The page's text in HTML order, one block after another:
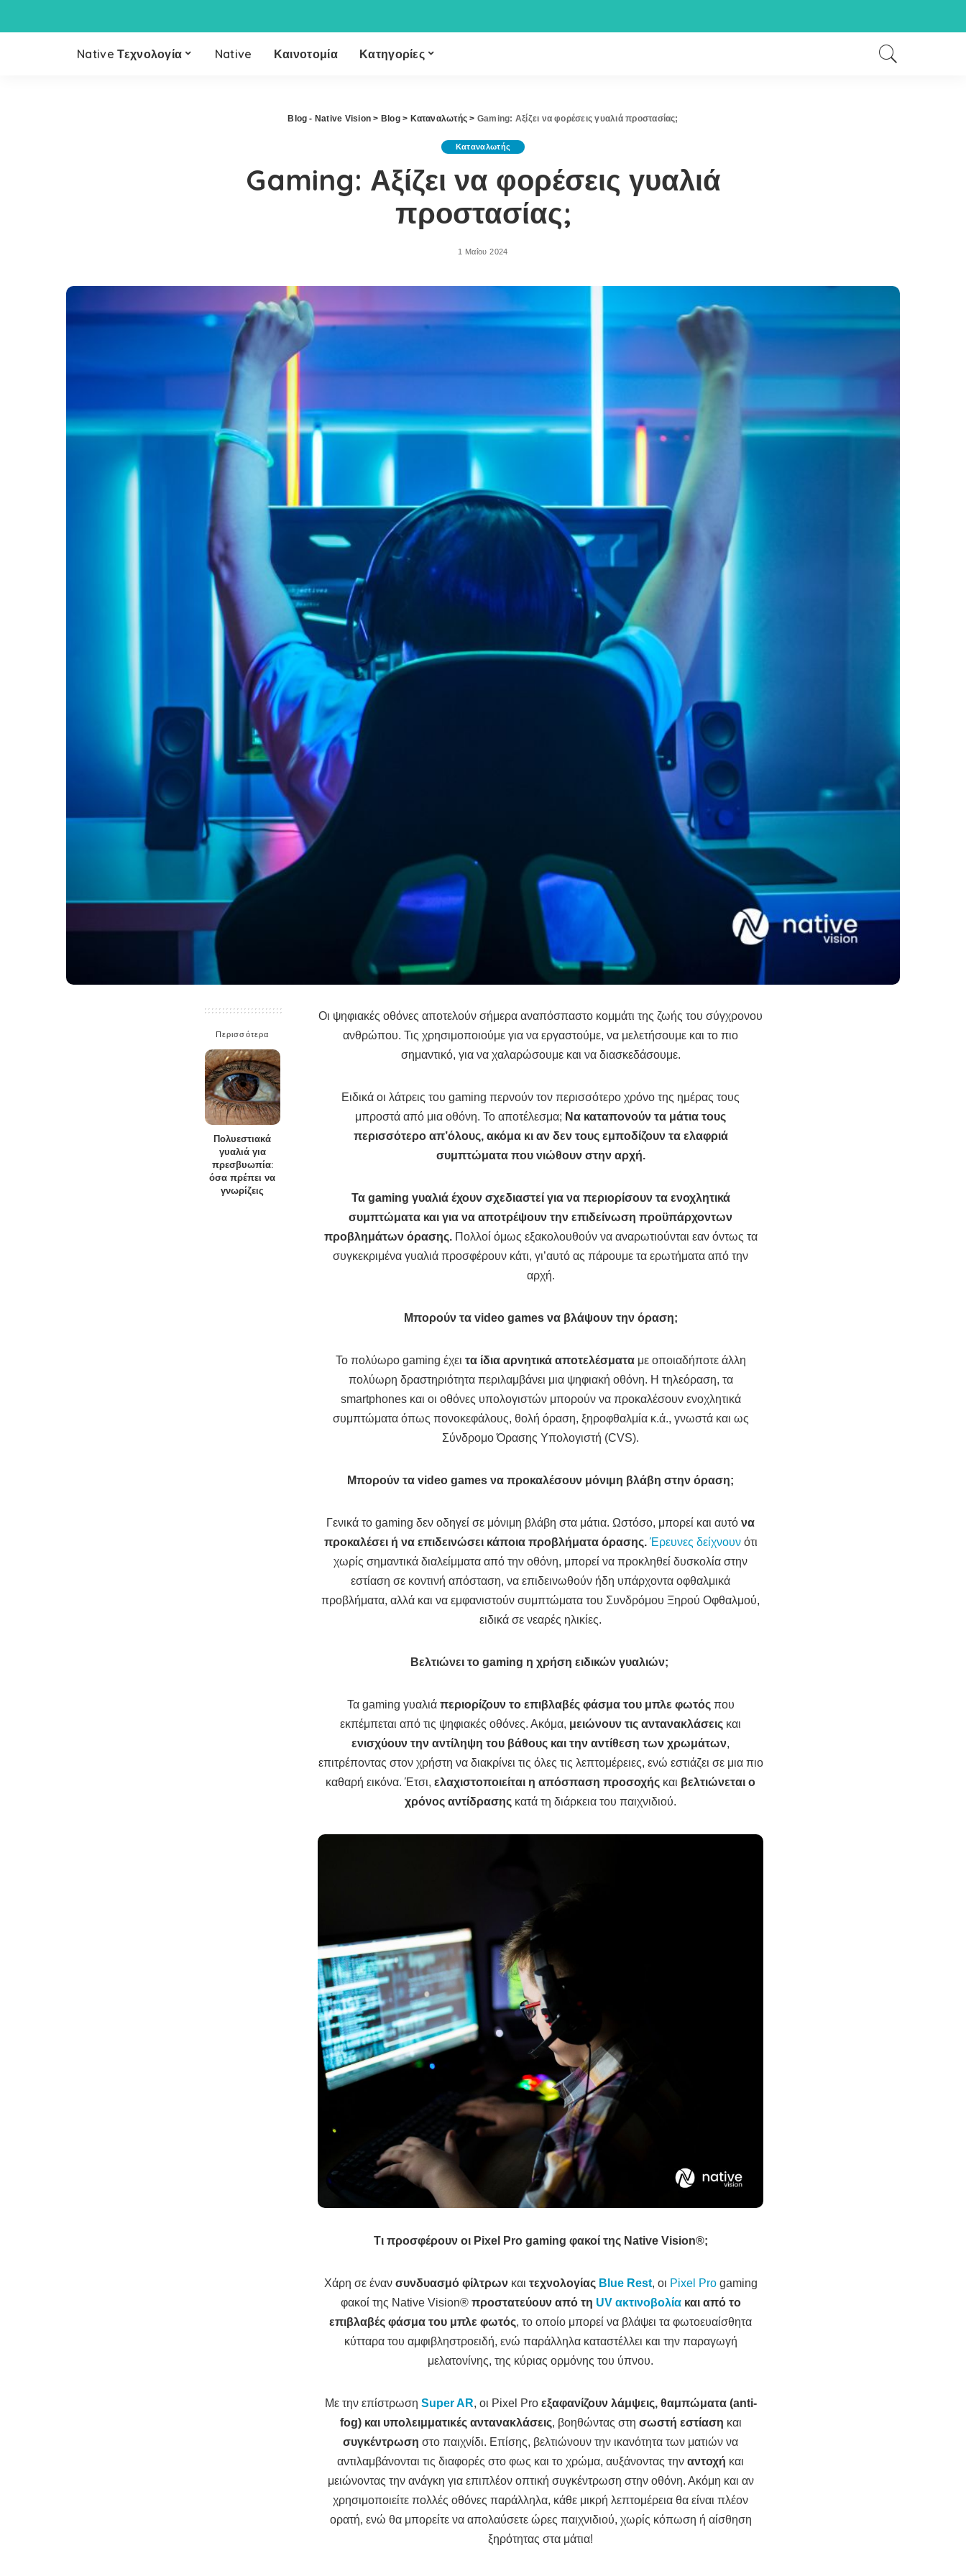
Native Τεχνολογία Native Καινοτομία Κατηγορίες
Blog - Native Vision > Blog> Καταναλωτής > Gaming: Αξίζει να φορέσεις γυαλιά προστασίας;
Καταναλωτής
Gaming: Αξίζει να φορέσεις γυαλιά
προστασίας;
1 Μαΐου 2024
Περισσότερα
Πολυεστιακά
γυαλιά για
πρεσβυωπία:
όσα πρέπει να
γνωρίζεις
Οι ψηφιακές οθόνες αποτελούν σήμερα αναπόσπαστο κομμάτι της ζωής του σύγχρονου
ανθρώπου. Τις χρησιμοποιούμε για να εργαστούμε, να μελετήσουμε και το πιο
σημαντικό, για να χαλαρώσουμε και να διασκεδάσουμε.
Ειδικά οι λάτρεις του gaming περνούν τον περισσότερο χρόνο της ημέρας τους
μπροστά από μια οθόνη. Το αποτέλεσμα; Να καταπονούν τα μάτια τους
περισσότερο απ’όλους, ακόμα κι αν δεν τους εμποδίζουν τα ελαφριά
συμπτώματα που νιώθουν στην αρχή.
Τα gaming γυαλιά έχουν σχεδιαστεί για να περιορίσουν τα ενοχλητικά
συμπτώματα και για να αποτρέψουν την επιδείνωση προϋπάρχοντων
προβλημάτων όρασης. Πολλοί όμως εξακολουθούν να αναρωτιούνται εαν όντως τα
συγκεκριμένα γυαλιά προσφέρουν κάτι, γι’αυτό ας πάρουμε τα ερωτήματα από την
αρχή.
Μπορούν τα video gamesνα βλάψουν την όραση;
Το πολύωρο gaming έχει τα ίδια αρνητικά αποτελέσματαμε οποιαδήποτε άλλη
πολύωρη δραστηριότητα περιλαμβάνει μια ψηφιακή οθόνη. Η τηλεόραση, τα
smartphones και οι οθόνες υπολογιστών μπορούν να προκαλέσουν ενοχλητικά
συμπτώματα όπως πονοκεφάλους, θολή όραση, ξηροφθαλμία κ.ά., γνωστά και ως
Σύνδρομο Όρασης Υπολογιστή (CVS).
Mπορούν τα video games να προκαλέσουν μόνιμη βλάβη στην όραση;
Γενικά το gaming δεν οδηγεί σε μόνιμη βλάβη στα μάτια. Ωστόσο, μπορεί και αυτό να
προκαλέσει ή να επιδεινώσει κάποια προβλήματα όρασης. Έρευνες δείχνουνότι
χωρίς σημαντικά διαλείμματα από την οθόνη, μπορεί να προκληθεί δυσκολία στην
εστίαση σε κοντινή απόσταση, να επιδεινωθούν ήδη υπάρχοντα οφθαλμικά
προβλήματα, αλλά και να εμφανιστούν συμπτώματα του Συνδρόμου Ξηρού Οφθαλμού,
ειδικά σε νεαρές ηλικίες.
Βελτιώνει το gaming η χρήση ειδικών γυαλιών;
Τα gaming γυαλιά περιορίζουν το επιβλαβές φάσμα του μπλε φωτόςπου
εκπέμπεται από τις ψηφιακές οθόνες. Ακόμα, μειώνουν τις αντανακλάσεις και
ενισχύουν την αντίληψη του βάθους και την αντίθεση των χρωμάτων,
επιτρέποντας στον χρήστη να διακρίνει τις όλες τις λεπτομέρειες, ενώ εστιάζει σε μια πιο
καθαρή εικόνα. Έτσι, ελαχιστοποιείται η απόσπαση προσοχής και βελτιώνεται ο
χρόνος αντίδρασης κατά τη διάρκεια του παιχνιδιού.
Τι προσφέρουν οι Pixel Pro gaming φακοί της Native Vision®;
Χάρη σε έναν συνδυασμό φίλτρων και τεχνολογίας Blue Rest, οι Pixel Progaming
φακοί της Native Vision® προστατεύουν από τη UV ακτινοβολία και από το
επιβλαβές φάσμα του μπλε φωτός, το οποίο μπορεί να βλάψει τα φωτοευαίσθητα
κύτταρα του αμφιβληστροειδή, ενώ παράλληλα καταστέλλει και την παραγωγή
μελατονίνης, της κύριας ορμόνης του ύπνου.
Με την επίστρωση Super AR, οι Pixel Pro εξαφανίζουν λάμψεις, θαμπώματα (anti-
fog) και υπολειμματικές αντανακλάσεις, βοηθώντας στη σωστή εστίαση και
συγκέντρωση στο παιχνίδι. Επίσης, βελτιώνουν την ικανότητα των ματιών να
αντιλαμβάνονται τις διαφορές στο φως και το χρώμα, αυξάνοντας την αντοχή και
μειώνοντας την ανάγκη για επιπλέον οπτική συγκέντρωση στην οθόνη. Ακόμη και αν
χρησιμοποιείτε πολλές οθόνες παράλληλα, κάθε μικρή λεπτομέρεια θα είναι πλέον
ορατή, ενώ θα μπορείτε να απολαύσετε ώρες παιχνιδιού, χωρίς κόπωση ή αίσθηση
ξηρότητας στα μάτια!